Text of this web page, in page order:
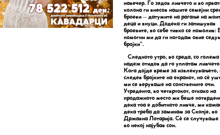
навечер. Го зедов ливчето и во
колона ги внесов нашите семејни
броеви – датумите на раѓање на
деца и внуци. Додека ги запишував
броевите, во себе тивко се помолив:
помогни ми да ги погодам овие
бројки“.
Следното утро, во среда, со голема
надеж отидов да го уплатам
Кога дојде време за извлекувањето,
следев бројките на екранот, но сè
ми се веруваше на сопствените очи.
Утредента, во четвртокот, откако на
продажното место ми беше
дека тоа е добитното ливче, ми
дека треба да заминам за Скопје, во
Државна Лотарија. Сè се случуваше
во некој најубав сон.